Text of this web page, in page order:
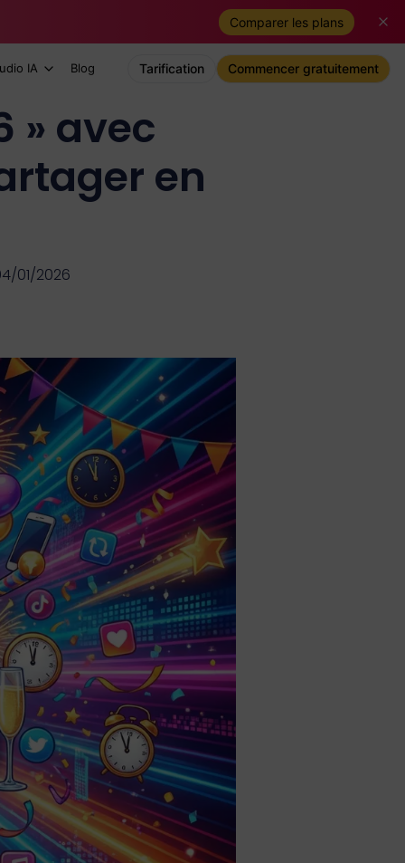
Comparer les plans
IA Blog Tarification Commencer gratuitement
» avec
en
01/2026